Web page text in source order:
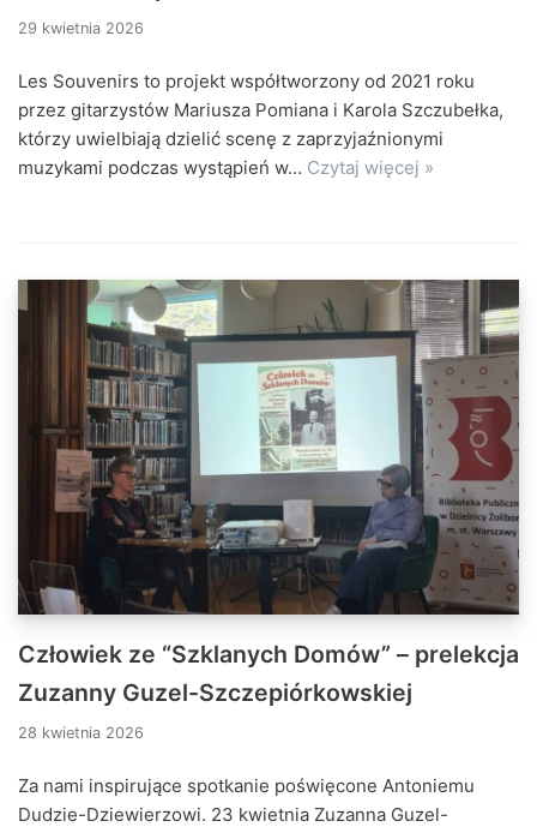
29 kwietnia 2026
Les Souvenirs to projekt współtworzony od 2021 roku
przez gitarzystów Mariusza Pomiana i Karola Szczubełka,
którzy uwielbiają dzielić scenę z zaprzyjaźnionymi
muzykami podczas wystąpień w… Czytaj więcej »
Człowiek ze “Szklanych Domów” – prelekcja
Zuzanny Guzel-Szczepiórkowskiej
28 kwietnia 2026
Za nami inspirujące spotkanie poświęcone Antoniemu
Dudzie-Dziewierzowi. 23 kwietnia Zuzanna Guzel-